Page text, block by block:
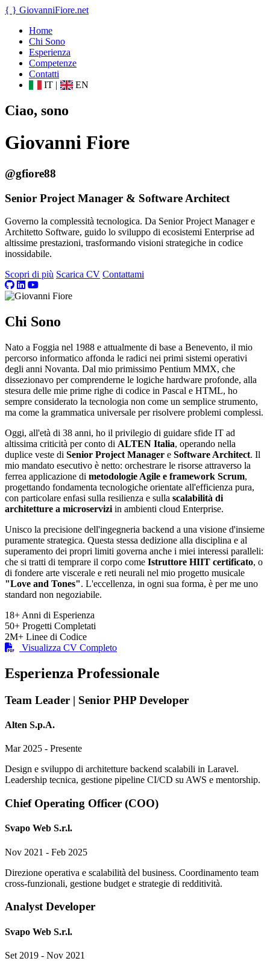
{ } GiovanniFiore.net
Home
Chi Sono
Esperienza
Competenze
Contatti
IT | EN
Ciao, sono
Giovanni Fiore
@gfiore88
Senior Project Manager & Software Architect
Governo la complessità tecnologica. Da Senior Project Manager e
Architetto Software, guido lo sviluppo di ecosistemi Enterprise ad
altissime prestazioni, trasformando visioni strategiche in codice
inossidabile.
Scopri di più Scarica CV Contattami
Chi Sono
Nato a Foggia nel 1988 e attualmente di base a Benevento, il mio
percorso informatico affonda le radici nei primi sistemi operativi
degli anni Novanta. Dal mio primissimo Pentium MMX, che
dissezionavo per comprenderne le logiche hardware profonde, alla
stesura delle mie prime righe di codice in Pascal e HTML, ho
sempre considerato la tecnologia non come un semplice strumento,
ma come la grammatica universale per risolvere problemi complessi.
Oggi, all'età di 38 anni, ho il privilegio di guidare sfide IT ad
altissima criticità per conto di ALTEN Italia, operando nella
duplice veste di Senior Project Manager e Software Architect. Il
mio mandato esecutivo è netto: orchestrare le risorse attraverso la
ferrea applicazione di metodologie Agile e framework Scrum,
progettando fondamenta tecnologiche orientate all'efficienza pura,
con particolare enfasi sulla resilienza e sulla scalabilità di
architetture a microservizi in ambienti cloud Enterprise.
Unisco la precisione dell'ingegneria backend a una visione d'insieme
puramente strategica. Questa stessa dedizione alla disciplina e al
superamento dei propri limiti governa anche i miei interessi paralleli:
che si tratti di temprare il corpo come Istruttore HIIT certificato, o
di fondere arte viscerale e reti neurali nel mio progetto musicale
"Love and Tones". L'eccellenza, in ogni sua forma, è per me uno
standard non negoziabile.
18+ Anni di Esperienza
50+ Progetti Completati
2M+ Linee di Codice
Visualizza CV Completo
Esperienza Professionale
Team Leader | Senior PHP Developer
Alten S.p.A.
Mar 2025 - Presente
Design e sviluppo di architetture backend scalabili in Laravel.
Leadership tecnica, gestione pipeline CI/CD su AWS e mentorship.
Chief Operating Officer (COO)
Svapo Web S.r.l.
Nov 2021 - Feb 2025
Direzione operativa e scalabilità del business. Coordinamento team
cross-funzionali, gestione budget e strategie di redditività.
Analyst Developer
Svapo Web S.r.l.
Set 2019 - Nov 2021